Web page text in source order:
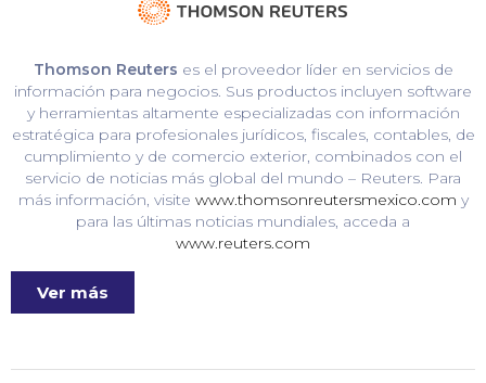
Thomson Reuters es el proveedor líder en servicios de
información para negocios. Sus productos incluyen software
y herramientas altamente especializadas con información
estratégica para profesionales jurídicos, fiscales, contables, de
cumplimiento y de comercio exterior, combinados con el
servicio de noticias más global del mundo – Reuters. Para
más información, visite www.thomsonreutersmexico.com y
para las últimas noticias mundiales, acceda a
www.reuters.com
Ver más